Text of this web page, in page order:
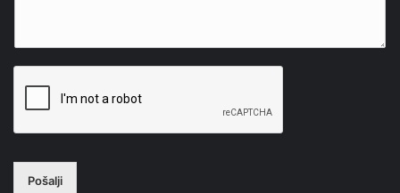
Pošalji